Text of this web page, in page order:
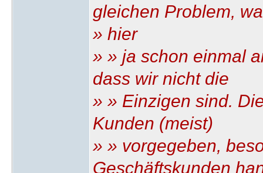
gleichen Problem,
» hier
» » ja schon einmal
dass wir nicht die
» » Einzigen sind.
Kunden (meist)
» » vorgegeben,
Geschäftskunden